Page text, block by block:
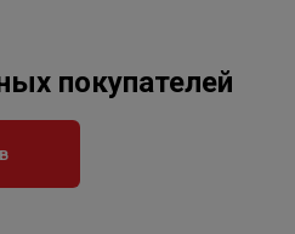
покупателей